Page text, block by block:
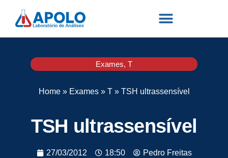
Exames, T
Home» Exames» T» TSH ultrassensível
TSH ultrassensível
27/03/2012 18:50
Pedro Freitas